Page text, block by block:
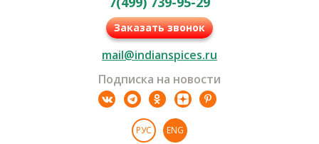
Заказать звонок
mail@indianspices.ru
Подписка на новости
РУС ENG